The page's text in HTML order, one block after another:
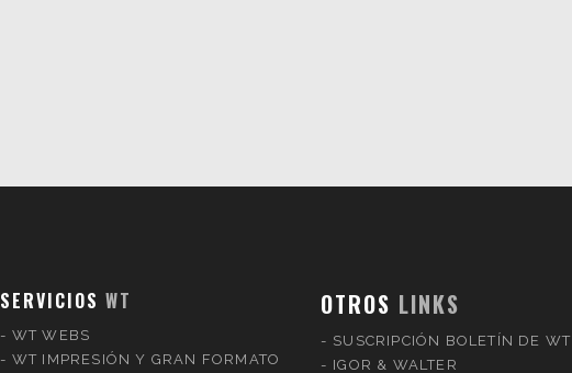
SERVICIOS WT
WT WEBS
WT IMPRESIÓN Y GRAN FORMATO
OTROS LINKS
SUSCRIPCIÓN BOLETÍN DE WT
IGOR & WALTER